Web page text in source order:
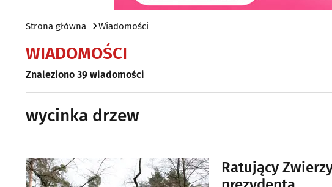
Strona główna Wiadomości
WIADOMOŚCI
Znaleziono 39 wiadomości
wycinka drzew
Ratujący